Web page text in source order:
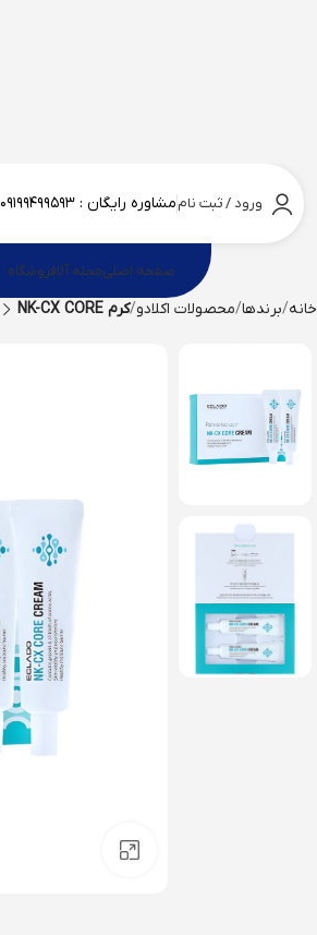
ورود / ثبت ناممشاوره رایگان : ۰۹۱۹۹۴۹۹۵۹۳
صفحه اصلیمجله آلافروشگاه
خانه برندها محصولات اکلادو کرم NK-CX CORE